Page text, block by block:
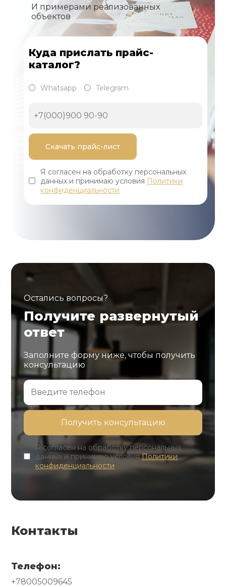
И примерами реализованных
объектов
Куда прислать прайс-
каталог?
Whatsapp Telegram
Я согласен на обработку персональных
данных и принимаю условия Политики
конфиденциальности
Остались вопросы?
Получите развернутый
ответ
Заполните форму ниже, чтобы получить
консультацию
Я согласен на обработку персональных
данных и принимаю условияПолитики
конфиденциальности
Контакты
Телефон:
+78005009645